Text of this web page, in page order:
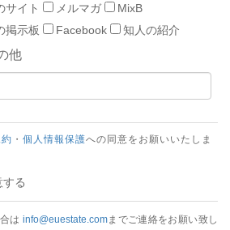
サイト
メルマガ
MixB
掲示板
Facebook 知人の紹介
他
・ 個人情報保護への同意をお願いいたしま
する
は info@euestate.comまでご連絡をお願い致し